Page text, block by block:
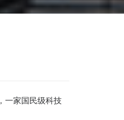
一家国民级科技